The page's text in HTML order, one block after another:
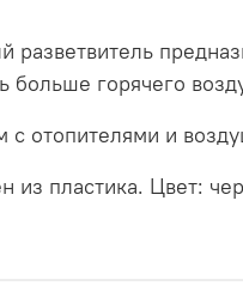
разветвитель
больше горячего
с отопителями и
из пластика. Цвет: